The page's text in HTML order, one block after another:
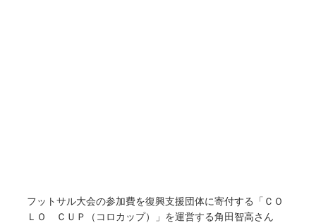
フットサル大会の参加費を復興支援団体に寄付する「ＣＯ
ＬＯ ＣＵＰ（コロカップ）」を運営する角田智高さん